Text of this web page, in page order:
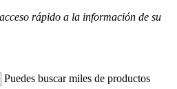
rápido a la información de su
Puedes buscar miles de productos